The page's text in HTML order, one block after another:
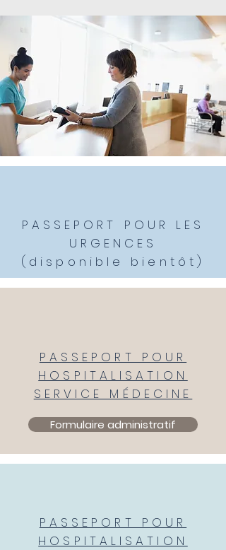
PASSEPORT POUR LES
URGENCES
(disponible bientôt)
PASSEPORT POUR
HOSPITALISATION
SERVICE MÉDECINE
Formulaire administratif
PASSEPORT POUR
HOSPITALISATION